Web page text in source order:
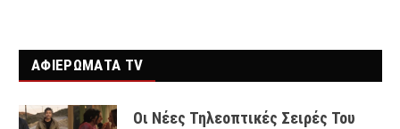
ΑΦΙΕΡΩΜΑΤΑ TV
Οι Νέες Τηλεοπτικές Σειρές Του